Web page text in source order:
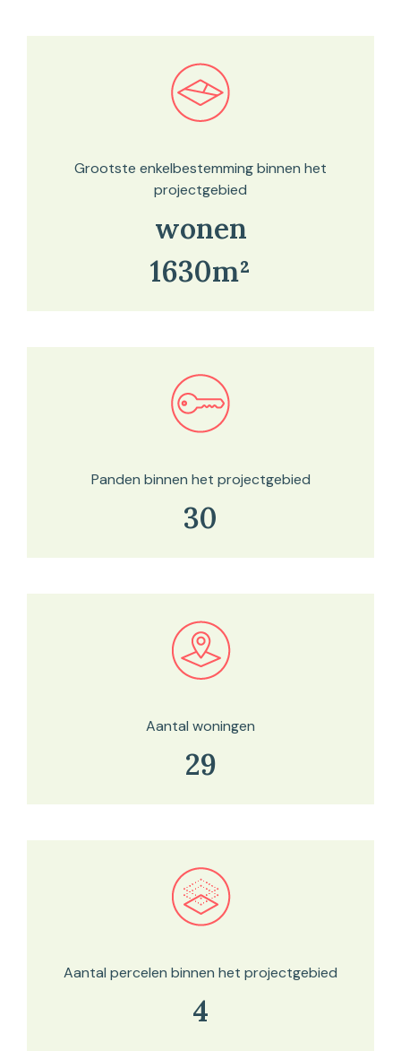
Bekijk in onze kaartviewer
Grootste enkelbestemming binnen het
projectgebied
wonen
1630m²
Bekijk in onze kaartviewer
Panden binnen het projectgebied
30
Bekijk in onze kaartviewer
Aantal woningen
29
Bekijk in onze kaartviewer
Aantal percelen binnen het projectgebied
4